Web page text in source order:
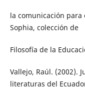
la comunicación
Sophia, colección de
Filosofía de la
Vallejo, Raúl. (2002).
literaturas del